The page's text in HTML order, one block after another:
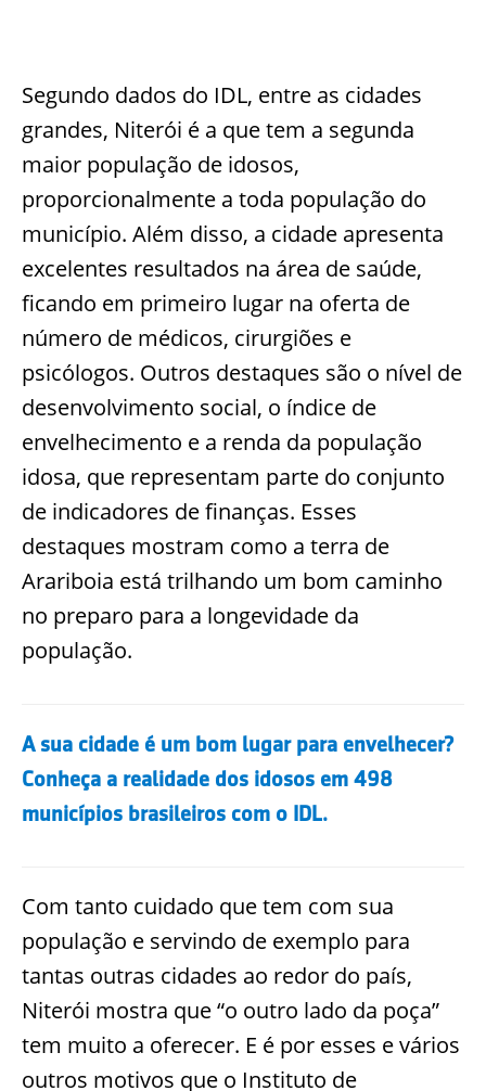
Segundo dados do IDL, entre as cidades
grandes, Niterói é a que tem a segunda
maior população de idosos,
proporcionalmente a toda população do
município. Além disso, a cidade apresenta
excelentes resultados na área de saúde,
ficando em primeiro lugar na oferta de
número de médicos, cirurgiões e
psicólogos. Outros destaques são o nível de
desenvolvimento social, o índice de
envelhecimento e a renda da população
idosa, que representam parte do conjunto
de indicadores de finanças. Esses
destaques mostram como a terra de
Arariboia está trilhando um bom caminho
no preparo para a longevidade da
população.
A sua cidade é um bom lugar para envelhecer?
Conheça a realidade dos idosos em 498
municípios brasileiros com o IDL.
Com tanto cuidado que tem com sua
população e servindo de exemplo para
tantas outras cidades ao redor do país,
Niterói mostra que “o outro lado da poça”
tem muito a oferecer. E é por esses e vários
outros motivos que o Instituto de